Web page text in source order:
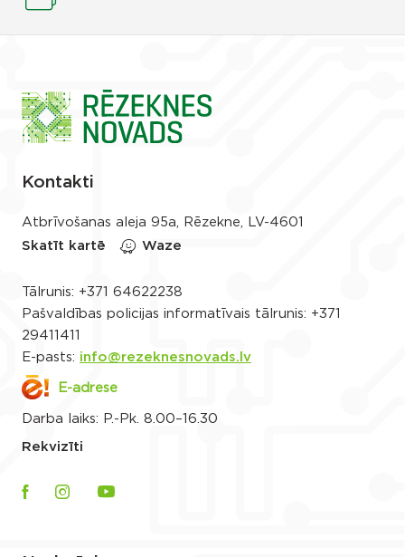
Kontakti
Atbrīvošanas aleja 95a, Rēzekne, LV-4601
Skatīt kartē
Waze
Tālrunis: +371 64622238
Pašvaldības policijas informatīvais tālrunis: +371
29411411
E-pasts: info@rezeknesnovads.lv
E-adrese
Darba laiks: P.-Pk. 8.00–16.30
Rekvizīti